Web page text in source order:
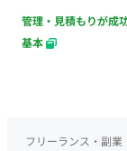
管理・見積もりが成
基本
フリーランス・副